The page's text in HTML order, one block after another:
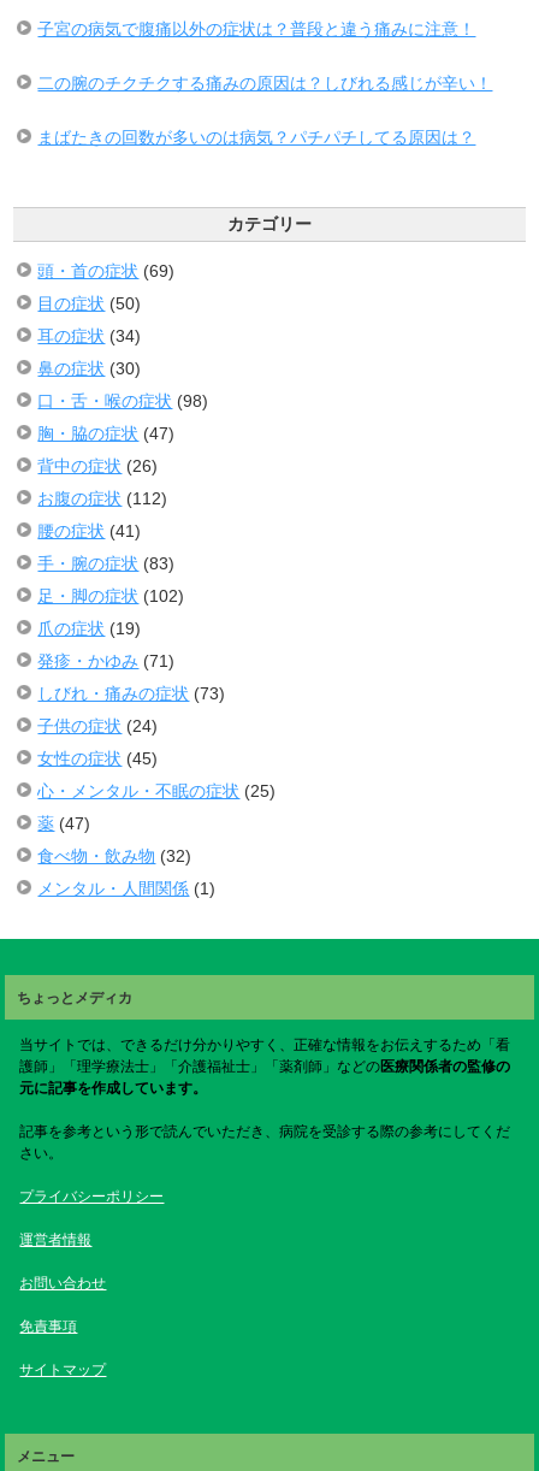
子宮の病気で腹痛以外の症状は？普段と違う痛みに注意！
二の腕のチクチクする痛みの原因は？しびれる感じが辛い！
まばたきの回数が多いのは病気？パチパチしてる原因は？
カテゴリー
頭・首の症状 (69)
目の症状 (50)
耳の症状 (34)
鼻の症状 (30)
口・舌・喉の症状 (98)
胸・脇の症状 (47)
背中の症状 (26)
お腹の症状 (112)
腰の症状 (41)
手・腕の症状 (83)
足・脚の症状 (102)
爪の症状 (19)
発疹・かゆみ (71)
しびれ・痛みの症状 (73)
子供の症状 (24)
女性の症状 (45)
心・メンタル・不眠の症状 (25)
薬 (47)
食べ物・飲み物 (32)
メンタル・人間関係 (1)
ちょっとメディカ
当サイトでは、できるだけ分かりやすく、正確な情報をお伝えするため「看
護師」「理学療法士」「介護福祉士」「薬剤師」などの医療関係者の監修の
元に記事を作成しています。
記事を参考という形で読んでいただき、病院を受診する際の参考にしてくだ
さい。
プライバシーポリシー
運営者情報
お問い合わせ
免責事項
サイトマップ
メニュー